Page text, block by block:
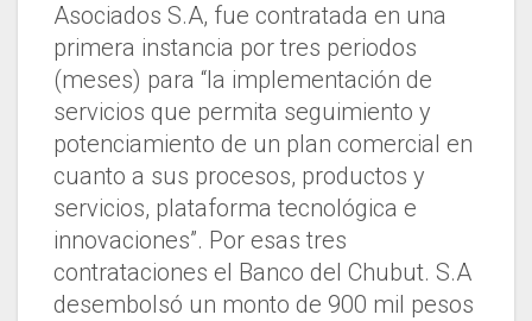
Asociados S.A, fue contratada en una
primera instancia por tres periodos
(meses) para “la implementación de
servicios que permita seguimiento y
potenciamiento de un plan comercial en
cuanto a sus procesos, productos y
servicios, plataforma tecnológica e
innovaciones”. Por esas tres
contrataciones el Banco del Chubut. S.A
desembolsó un monto de 900 mil pesos